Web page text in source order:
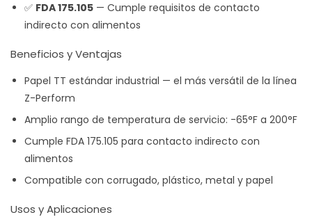
✅ FDA 175.105 — Cumple requisitos de contacto
indirecto con alimentos
Beneficios y Ventajas
Papel TT estándar industrial — el más versátil de la línea
Z-Perform
Amplio rango de temperatura de servicio: -65°F a 200°F
Cumple FDA 175.105 para contacto indirecto con
alimentos
Compatible con corrugado, plástico, metal y papel
Usos y Aplicaciones